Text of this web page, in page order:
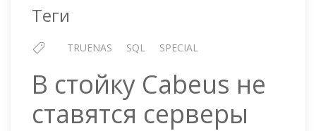
Теги
TRUENAS SQL SPECIAL
В стойку Cabeus не
ставятся серверы